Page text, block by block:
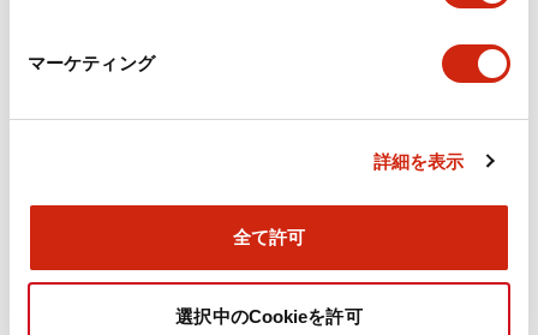
マーケティング
詳細を表示
全て許可
選択中のCookieを許可